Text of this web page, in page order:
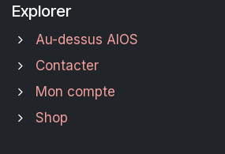
Explorer
Au-dessus AIOS
Contacter
Mon compte
Shop